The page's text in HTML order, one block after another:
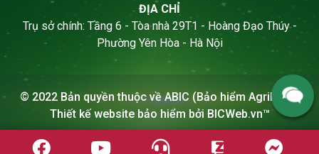
ĐỊA CHỈ
Trụ sở chính: Tầng 6 - Tòa nhà 29T1 - Hoàng Đạo Thúy -
Phường Yên Hòa - Hà Nội
© 2022 Bản quyền thuộc vềABIC (Bảo hiểm Agribank)
Thiết kế website bảo hiểm bởi BICWeb.vn™